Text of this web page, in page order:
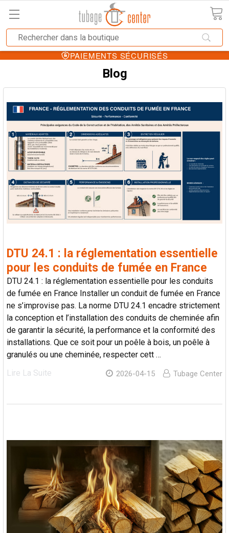
PAIEMENTS SÉCURISÉS
Blog
DTU 24.1 : la réglementation essentielle
pour les conduits de fumée en France
DTU 24.1 : la réglementation essentielle pour les conduits
de fumée en France Installer un conduit de fumée en France
ne s’improvise pas. La norme DTU 24.1 encadre strictement
la conception et l’installation des conduits de cheminée afin
de garantir la sécurité, la performance et la conformité des
installations. Que ce soit pour un poêle à bois, un poêle à
granulés ou une cheminée, respecter cett …
Lire La Suite
2026-04-15 Tubage Center